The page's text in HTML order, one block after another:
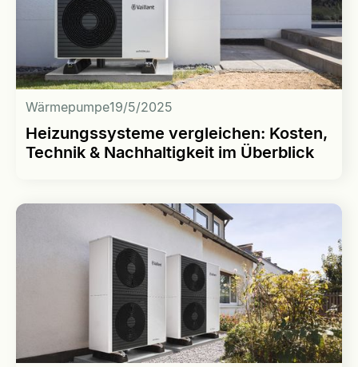
Wärmepumpe19/5/2025
Heizungssysteme vergleichen: Kosten,
Technik & Nachhaltigkeit im Überblick